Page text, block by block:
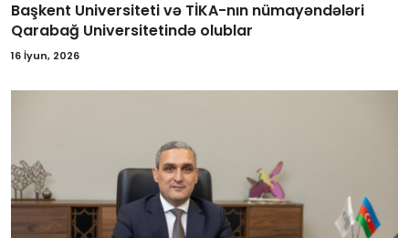
Başkent Universiteti və TİKA-nın nümayəndələri
Qarabağ Universitetində olublar
16 İyun, 2026